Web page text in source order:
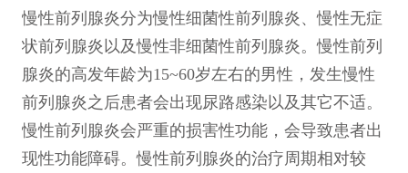
慢性前列腺炎分为慢性细菌性前列腺炎、慢性无症
状前列腺炎以及慢性非细菌性前列腺炎。慢性前列
腺炎的高发年龄为15~60岁左右的男性，发生慢性
前列腺炎之后患者会出现尿路感染以及其它不适。
慢性前列腺炎会严重的损害性功能，会导致患者出
现性功能障碍。慢性前列腺炎的治疗周期相对较